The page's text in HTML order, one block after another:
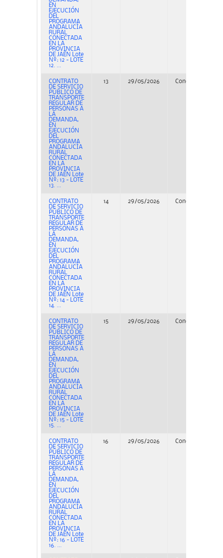
EN
EJECUCIÓN
DEL
PROGRAMA
ANDALUCÍA
RURAL
CONECTADA
EN LA
PROVINCIA
DE JAÉN Lote
Nº: 12 - LOTE
12. ...
CONTRATO
DE SERVICIO
PÚBLICO DE
TRANSPORTE
REGULAR DE
PERSONAS A
LA
DEMANDA,
EN
EJECUCIÓN
DEL
PROGRAMA
ANDALUCÍA
RURAL
CONECTADA
EN LA
PROVINCIA
DE JAÉN Lote
Nº: 13 - LOTE
13. ...
13 29/05/2026 Concurso
CONTRATO
DE SERVICIO
PÚBLICO DE
TRANSPORTE
REGULAR DE
PERSONAS A
LA
DEMANDA,
EN
EJECUCIÓN
DEL
PROGRAMA
ANDALUCÍA
RURAL
CONECTADA
EN LA
PROVINCIA
DE JAÉN Lote
Nº: 14 - LOTE
14. ...
14 29/05/2026 Concurso
CONTRATO
DE SERVICIO
PÚBLICO DE
TRANSPORTE
REGULAR DE
PERSONAS A
LA
DEMANDA,
EN
EJECUCIÓN
DEL
PROGRAMA
ANDALUCÍA
RURAL
CONECTADA
EN LA
PROVINCIA
DE JAÉN Lote
Nº: 15 - LOTE
15. ...
15 29/05/2026 Concurso
CONTRATO
DE SERVICIO
PÚBLICO DE
TRANSPORTE
REGULAR DE
PERSONAS A
LA
DEMANDA,
EN
EJECUCIÓN
DEL
PROGRAMA
ANDALUCÍA
RURAL
CONECTADA
EN LA
PROVINCIA
DE JAÉN Lote
Nº: 16 - LOTE
16. ...
16 29/05/2026 Concurso